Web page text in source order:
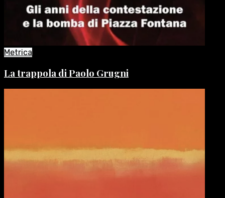
Metrica
La trappola di Paolo Grugni